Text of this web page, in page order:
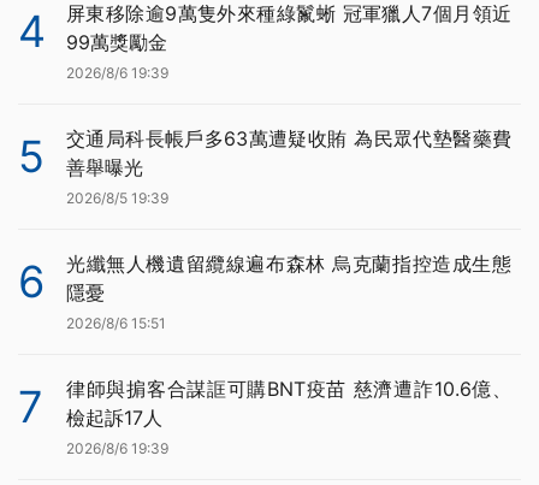
4
屏東移除逾9萬隻外來種綠鬣蜥 冠軍獵人7個月領近
99萬獎勵金
2026/8/6 19:39
5
交通局科長帳戶多63萬遭疑收賄 為民眾代墊醫藥費
善舉曝光
2026/8/5 19:39
6
光纖無人機遺留纜線遍布森林 烏克蘭指控造成生態
隱憂
2026/8/6 15:51
7
律師與掮客合謀誆可購BNT疫苗 慈濟遭詐10.6億、
檢起訴17人
2026/8/6 19:39